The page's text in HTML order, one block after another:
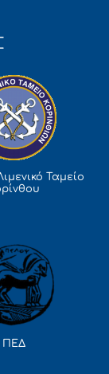
Ταμείο
ΠΕΔ